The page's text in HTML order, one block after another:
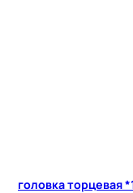
головка торцевая